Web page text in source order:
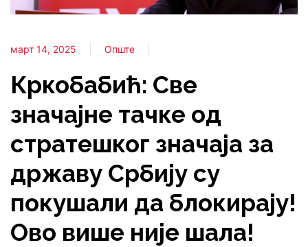
март 14, 2025 Опште
Кркобабић: Све
значајне тачке од
стратешког значаја за
државу Србију су
покушали да блокирају!
Ово више није шала!